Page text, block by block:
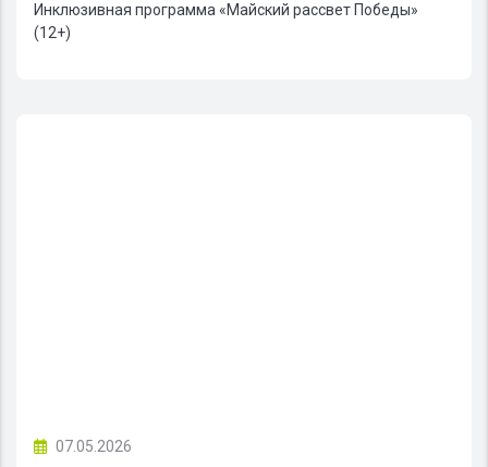
Инклюзивная программа «Майский рассвет Победы»
(12+)
07.05.2026